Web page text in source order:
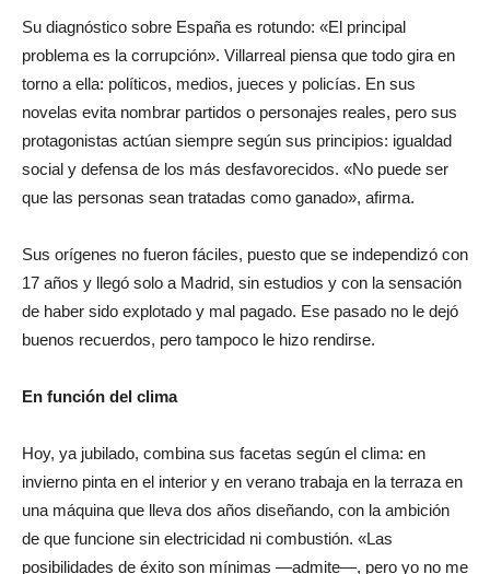
Su diagnóstico sobre España es rotundo: «El principal
problema es la corrupción». Villarreal piensa que todo gira en
torno a ella: políticos, medios, jueces y policías. En sus
novelas evita nombrar partidos o personajes reales, pero sus
protagonistas actúan siempre según sus principios: igualdad
social y defensa de los más desfavorecidos. «No puede ser
que las personas sean tratadas como ganado», afirma.
Sus orígenes no fueron fáciles, puesto que se independizó con
17 años y llegó solo a Madrid, sin estudios y con la sensación
de haber sido explotado y mal pagado. Ese pasado no le dejó
buenos recuerdos, pero tampoco le hizo rendirse.
En función del clima
Hoy, ya jubilado, combina sus facetas según el clima: en
invierno pinta en el interior y en verano trabaja en la terraza en
una máquina que lleva dos años diseñando, con la ambición
de que funcione sin electricidad ni combustión. «Las
posibilidades de éxito son mínimas —admite—, pero yo no me